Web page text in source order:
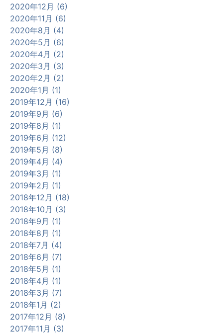
2020年12月 (6)
2020年11月 (6)
2020年8月 (4)
2020年5月 (6)
2020年4月 (2)
2020年3月 (3)
2020年2月 (2)
2020年1月 (1)
2019年12月 (16)
2019年9月 (6)
2019年8月 (1)
2019年6月 (12)
2019年5月 (8)
2019年4月 (4)
2019年3月 (1)
2019年2月 (1)
2018年12月 (18)
2018年10月 (3)
2018年9月 (1)
2018年8月 (1)
2018年7月 (4)
2018年6月 (7)
2018年5月 (1)
2018年4月 (1)
2018年3月 (7)
2018年1月 (2)
2017年12月 (8)
2017年11月 (3)